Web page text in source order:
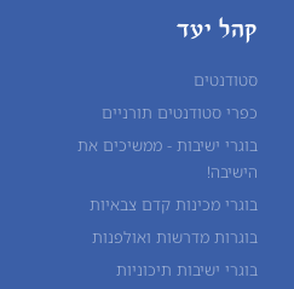
קהל יעד
סטודנטים
כפרי סטודנטים תורניים
בוגרי ישיבות - ממשיכים את
הישיבה!
בוגרי מכינות קדם צבאיות
בוגרות מדרשות ואולפנות
בוגרי ישיבות תיכוניות